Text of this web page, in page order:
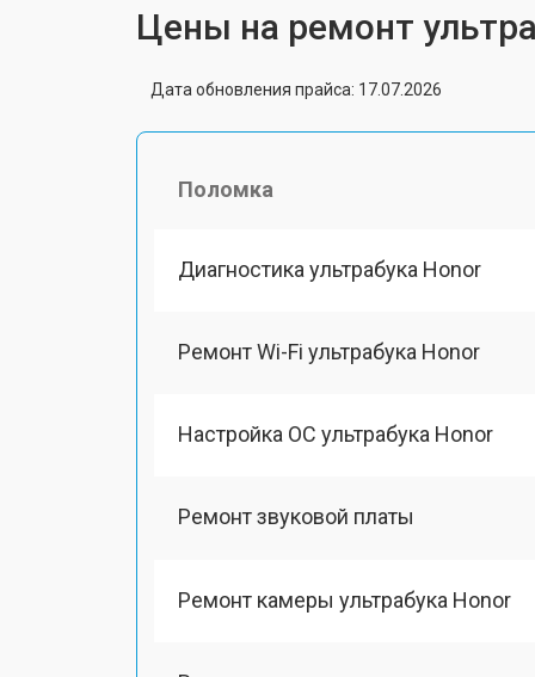
Цены на ремонт
Дата обновления прайса: 17.07.2026
Поломка
Диагностика ультрабука Honor
Ремонт Wi-Fi ультрабука Honor
Настройка ОС ультрабука Honor
Ремонт звуковой платы
Ремонт камеры ультрабука Honor